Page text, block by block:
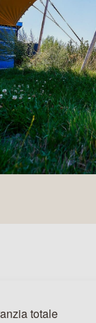
totale